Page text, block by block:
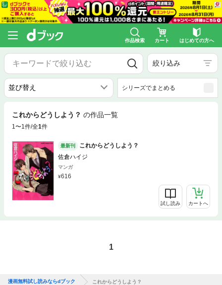
作品検索 カート はじめての方へ
絞り込み
シリーズでまとめる
これからどうしよう？ の作品一覧
1〜1件/全1件
最新刊
これからどうしよう？
佐倉ハイジ
マンガ
616
試し読み カートへ
1
漫画無料試し読みならdブック これからどうしよう？